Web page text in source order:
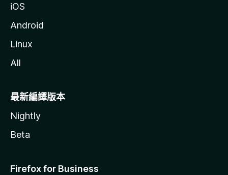
iOS
Android
Linux
All
最新編譯版本
Nightly
Beta
Firefox for Business